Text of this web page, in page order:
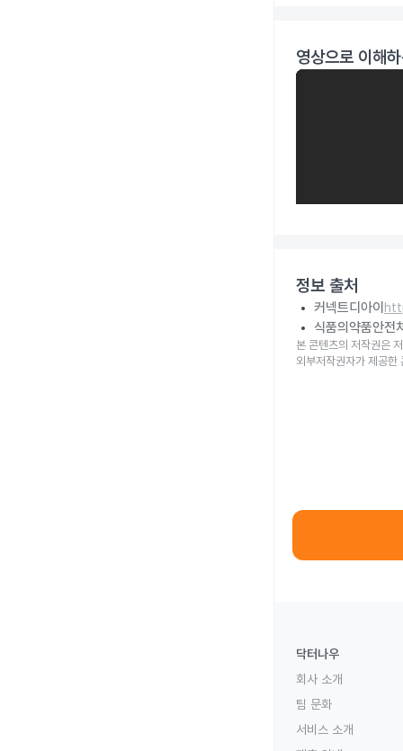
영상으로 이해
정보 출처
커넥트디아이
식품의약품안전
본 콘텐츠의 저작권은
외부저작권자가 제공한
닥터나우
회사 소개
팀 문화
서비스 소개